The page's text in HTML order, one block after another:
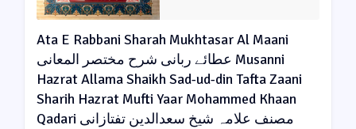
Ata E Rabbani Sharah Mukhtasar Al Maani
عطائے ربانی شرح مختصر المعانی Musanni
Hazrat Allama Shaikh Sad-ud-din Tafta Zaani
Sharih Hazrat Mufti Yaar Mohammed Khaan
Qadari مصنف علامہ شیخ سعدالدین تفتازانی